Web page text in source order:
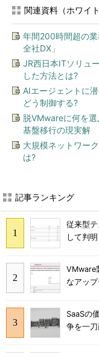
関連資料（ホワイ
年間200時間超の
全社DX」
JR西日本ITソリュ
した方法とは?
AIエージェントに
どう制御する?
脱VMwareに何を
基盤移行の現実解
大規模ネットワー
は?
記事ランキング
従来型
して判
VMware
なアッ
SaaSの
争を一